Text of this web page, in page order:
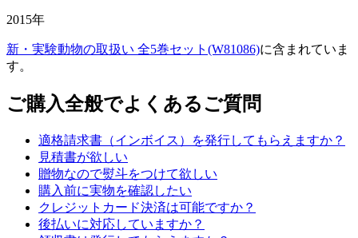
2015年
新・実験動物の取扱い 全5巻セット(W81086)に含まれていま
す。
ご購入全般でよくあるご質問
適格請求書（インボイス）を発行してもらえますか？
見積書が欲しい
贈物なので熨斗をつけて欲しい
購入前に実物を確認したい
クレジットカード決済は可能ですか？
後払いに対応していますか？